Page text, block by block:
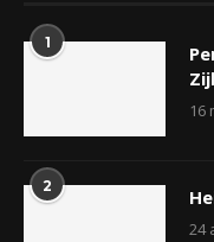
1
16
2
24